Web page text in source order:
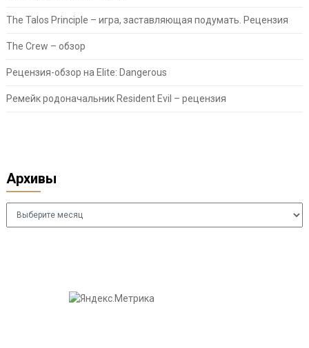
The Talos Principle – игра, заставляющая подумать. Рецензия
The Crew – обзор
Рецензия-обзор на Elite: Dangerous
Ремейк родоначальник Resident Evil – рецензия
Архивы
Архивы